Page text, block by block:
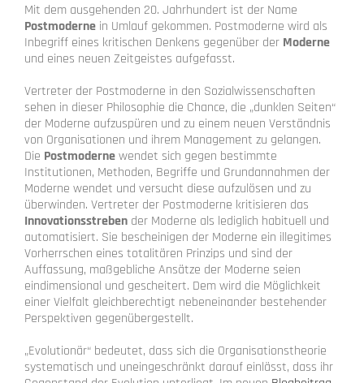
Mit dem ausgehenden 20. Jahrhundert ist der Name
Postmoderne in Umlauf gekommen. Postmoderne wird als
Inbegriff eines kritischen Denkens gegenüber der Moderne
und eines neuen Zeitgeistes aufgefasst.
Vertreter der Postmoderne in den Sozialwissenschaften
sehen in dieser Philosophie die Chance, die „dunklen Seiten“
der Moderne aufzuspüren und zu einem neuen Verständnis
von Organisationen und ihrem Management zu gelangen.
Die Postmodernewendet sich gegen bestimmte
Institutionen, Methoden, Begriffe und Grundannahmen der
Moderne wendet und versucht diese aufzulösen und zu
überwinden. Vertreter der Postmoderne kritisieren das
Innovationsstreben der Moderne als lediglich habituell und
automatisiert. Sie bescheinigen der Moderne ein illegitimes
Vorherrschen eines totalitären Prinzips und sind der
Auffassung, maßgebliche Ansätze der Moderne seien
eindimensional und gescheitert. Dem wird die Möglichkeit
einer Vielfalt gleichberechtigt nebeneinander bestehender
Perspektiven gegenübergestellt.
„Evolutionär“ bedeutet, dass sich die Organisationstheorie
systematisch und uneingeschränkt darauf einlässt, dass ihr